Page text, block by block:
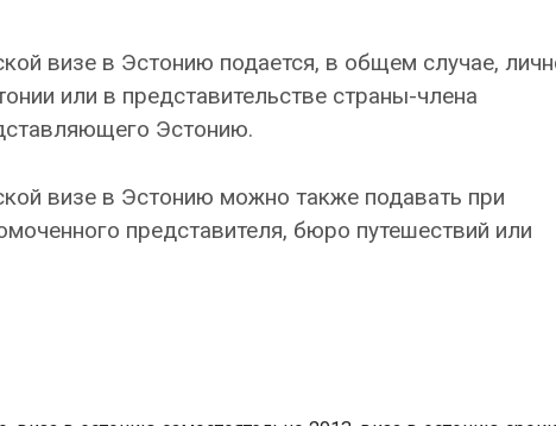
визе в Эстонию подается, в общем случае,
или в представительстве страны-члена
Эстонию.
визе в Эстонию можно также подавать при
представителя, бюро путешествий или